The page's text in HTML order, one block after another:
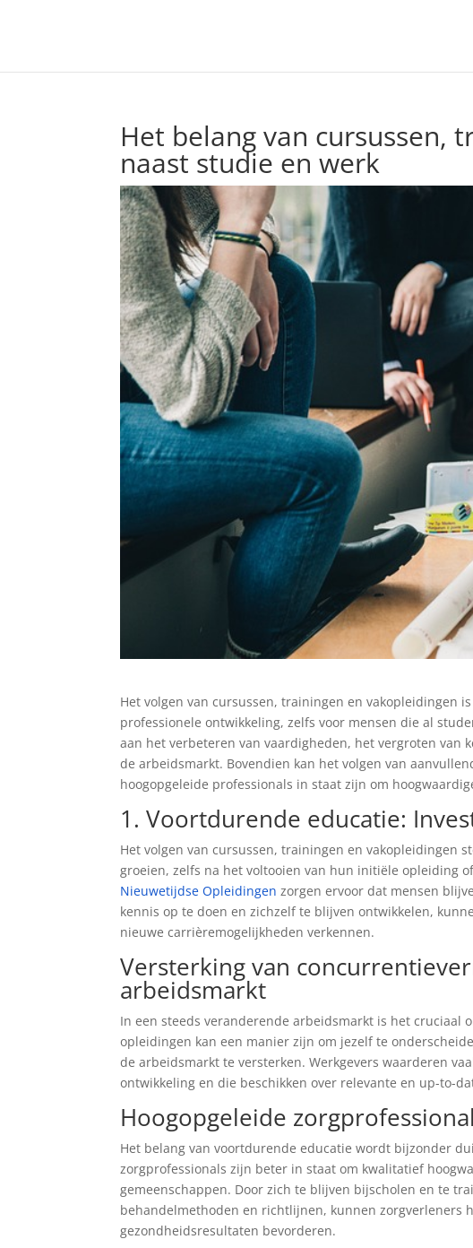
Het belang van cursussen,
naast studie en werk
Het volgen van cursussen, trainingen en vakopleidingen
professionele ontwikkeling, zelfs voor mensen die al
aan het verbeteren van vaardigheden, het vergroten van
de arbeidsmarkt. Bovendien kan het volgen van
hoogopgeleide professionals in staat zijn om
1. Voortdurende educatie:
Het volgen van cursussen, trainingen en
groeien, zelfs na het voltooien van hun initiële opleiding
Nieuwetijdse Opleidingen zorgen ervoor dat mensen
kennis op te doen en zichzelf te blijven ontwikkelen,
nieuwe carrièremogelijkheden verkennen.
Versterking van
arbeidsmarkt
In een steeds veranderende arbeidsmarkt is het cruciaal
opleidingen kan een manier zijn om jezelf te
de arbeidsmarkt te versterken. Werkgevers waarderen
ontwikkeling en die beschikken over relevante en up-to-
Hoogopgeleide
Het belang van voortdurende educatie wordt bijzonder
zorgprofessionals zijn beter in staat om kwalitatief
gemeenschappen. Door zich te blijven bijscholen en te
behandelmethoden en richtlijnen, kunnen zorgverleners
gezondheidsresultaten bevorderen.